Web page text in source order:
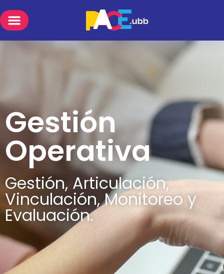
Gestión
Operativa
Gestión, Articulación,
Vinculación, Monitoreo y
Evaluación.